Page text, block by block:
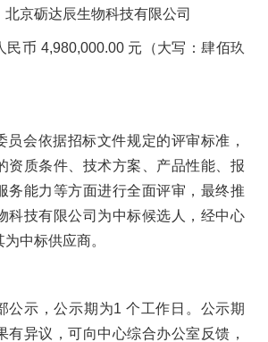
北京砺达辰生物科技有限公司
民币 4,980,000.00 元（大写：肆佰玖
员会依据招标文件规定的评审标准，
资质条件、技术方案、产品性能、报
务能力等方面进行全面评审，最终推
科技有限公司为中标候选人，经中心
中标供应商。
公示，公示期为1 个工作日。公示期
有异议，可向中心综合办公室反馈，